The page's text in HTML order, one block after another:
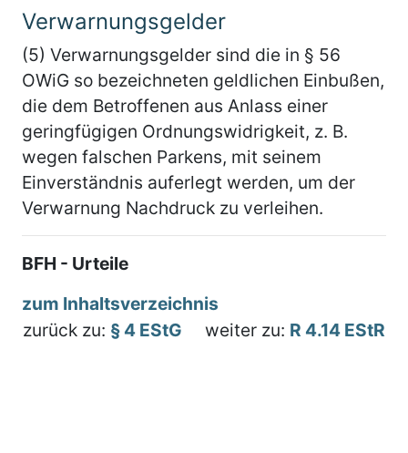
Verwarnungsgelder
(5) Verwarnungsgelder sind die in § 56
OWiG so bezeichneten geldlichen Einbußen,
die dem Betroffenen aus Anlass einer
geringfügigen Ordnungswidrigkeit, z. B.
wegen falschen Parkens, mit seinem
Einverständnis auferlegt werden, um der
Verwarnung Nachdruck zu verleihen.
BFH - Urteile
zum Inhaltsverzeichnis
zurück zu: § 4 EStG weiter zu: R 4.14 EStR